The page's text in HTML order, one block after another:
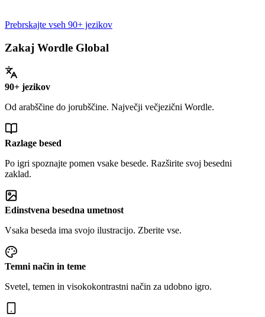
Prebrskajte vseh 90+ jezikov
Zakaj Wordle Global
90+ jezikov
Od arabščine do jorubščine. Največji večjezični Wordle.
Razlage besed
Po igri spoznajte pomen vsake besede. Razširite svoj besedni
zaklad.
Edinstvena besedna umetnost
Vsaka beseda ima svojo ilustracijo. Zberite vse.
Temni način in teme
Svetel, temen in visokokontrastni način za udobno igro.